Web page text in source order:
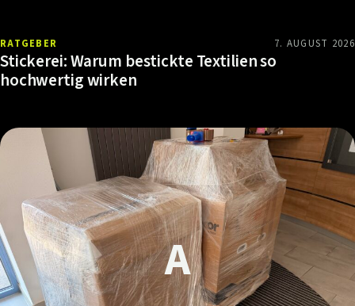
RATGEBER 7. AUGUST 2026
Stickerei: Warum bestickte Textilien so
hochwertig wirken